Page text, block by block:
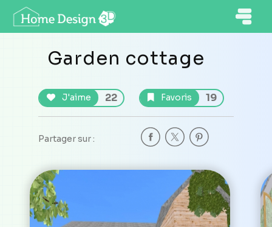
Garden cottage
J'aime 22 Favoris 19
Partager sur :